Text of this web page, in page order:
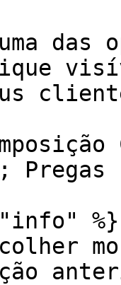
das
%}